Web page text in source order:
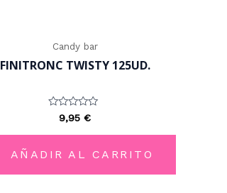
Candy bar
FINITRONC TWISTY 125UD.
Valorado
con
0
5
9,95 €
AÑADIR AL CARRITO